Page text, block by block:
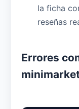
la ficha
reseñas
Errores